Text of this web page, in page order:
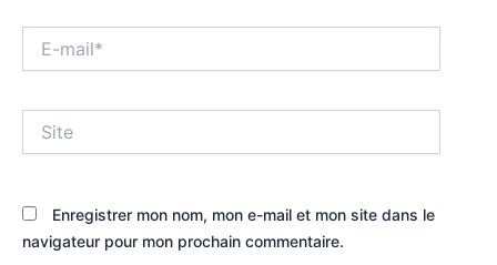
mail*
Enregistrer mon nom, mon e-mail et mon site dans le
navigateur pour mon prochain commentaire.